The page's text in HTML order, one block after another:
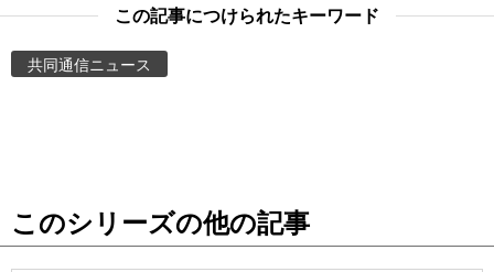
東京
この記事につけられたキーワード
共同通信ニュース
このシリーズの他の記事